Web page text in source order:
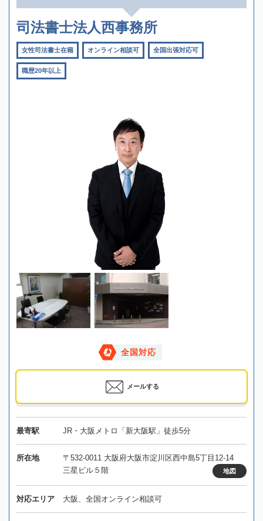
司法書士法人西事務所
女性司法書士在籍 オンライン相談可 全国出張対応可
職歴20年以上
全国対応
メールする
最寄駅 JR・大阪メトロ「新大阪駅」徒歩5分
所在地
〒532-0011 大阪府大阪市淀川区西中島5丁目12-14
三星ビル５階
地図
対応エリア 大阪、全国オンライン相談可